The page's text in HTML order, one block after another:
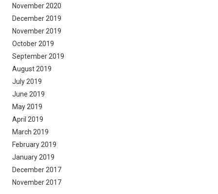
November 2020
December 2019
November 2019
October 2019
September 2019
August 2019
July 2019
June 2019
May 2019
April 2019
March 2019
February 2019
January 2019
December 2017
November 2017